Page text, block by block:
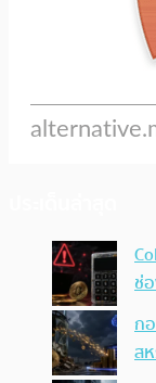
ช่
ก
ส